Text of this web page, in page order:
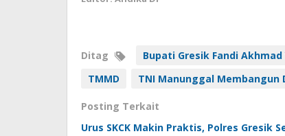
Ditag Bupati Gresik Fandi Akhmad
TMMD
TNI Manunggal Membangun
Posting Terkait
Urus SKCK Makin Praktis, Polres Gresik